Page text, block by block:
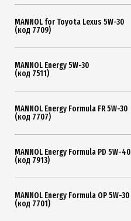
MANNOL for Toyota Lexus 5W-30
(код 7709)
MANNOL Energy 5W-30
(код 7511)
MANNOL Energy Formula FR 5W-30
(код 7707)
MANNOL Energy Formula PD 5W-40
(код 7913)
MANNOL Energy Formula OP 5W-30
(код 7701)